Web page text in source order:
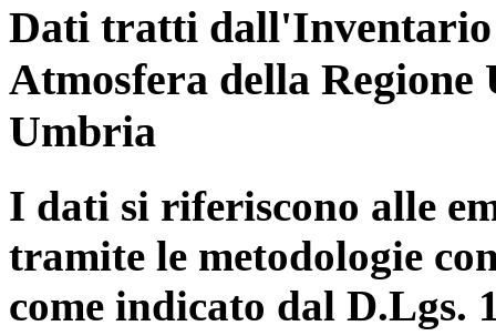
Dati tratti dall'Inventario
Atmosfera della
Umbria
I dati si riferiscono alle
tramite le metodologie
come indicato dal D.Lgs.